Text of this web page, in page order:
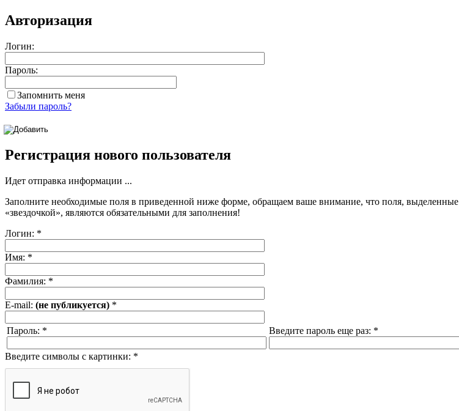
Авторизация
Логин:
Пароль:
Запомнить меня
Забыли пароль?
Регистрация нового пользователя
Идет отправка информации ...
Заполните необходимые поля в приведенной ниже форме, обращаем ваше внимание, что поля, выделенные
«звездочкой», являются обязательными для заполнения!
Логин: *
Имя: *
Фамилия: *
E-mail: (не публикуется) *
Пароль: * Введите пароль еще раз: *
Введите символы с картинки: *